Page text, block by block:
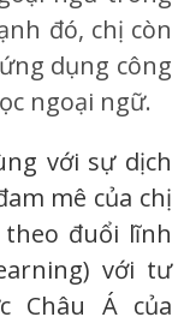
đó, chị còn
dụng công
ngoại ngữ.
với sự dịch
mê của chị
đuổi lĩnh
với tư
Châu Á của